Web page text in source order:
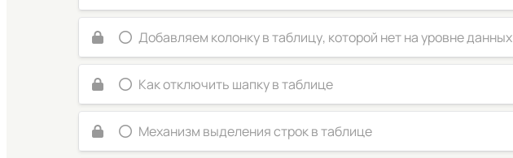
Добавляем колонку в таблицу, которой нет на уровне данных
Как отключить шапку в таблице
Механизм выделения строк в таблице